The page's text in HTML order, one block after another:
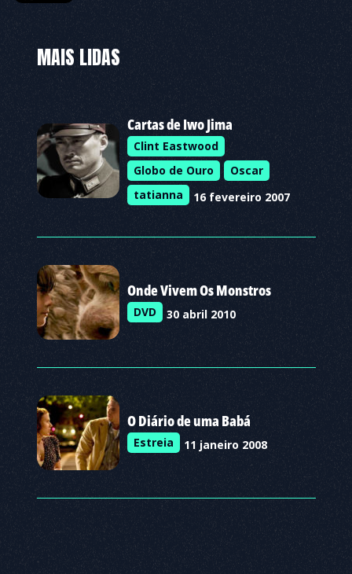
MAIS LIDAS
Cartas de Iwo Jima
Clint Eastwood
Globo de Ouro
Oscar
tatianna
16 fevereiro 2007
Onde Vivem Os Monstros
DVD 30 abril 2010
O Diário de uma Babá
Estreia 11 janeiro 2008